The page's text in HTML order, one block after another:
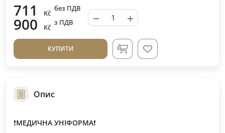
711 Kč
без ПДВ
900 Kč
з ПДВ − +
КУПИТИ
Опис
❗️МЕДИЧНА УНІФОРМА❗️